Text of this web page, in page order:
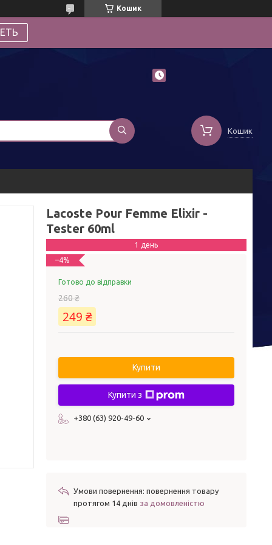
Кошик
Кошик
Lacoste Pour Femme Elixir -
Tester 60ml
1 день
–4%
Готово до відправки
260 ₴
249 ₴
Купити
Купити з
+380 (63) 920-49-60
повернення товару
протягом 14 днів за домовленістю